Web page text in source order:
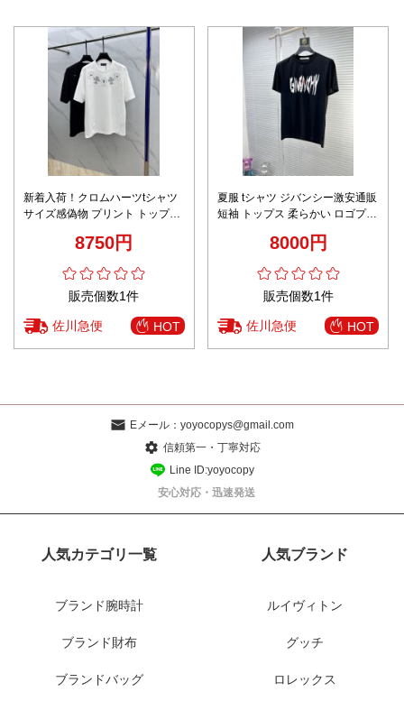
新着入荷！クロムハーツtシャツ
サイズ感偽物 プリント トップス
8750円
販売個数1件
佐川急便 HOT
夏服 tシャツ ジバンシー激安通販
短袖 トップス 柔らかい ロゴプリ
8000円
販売個数1件
佐川急便 HOT
Eメール： yoyocopys@gmail.com
信頼第一・丁寧対応
Line ID:yoyocopy
安心対応・迅速発送
人気カテゴリ一覧
ブランド腕時計
ブランド財布
ブランドバッグ
人気ブランド
ルイヴィトン
グッチ
ロレックス